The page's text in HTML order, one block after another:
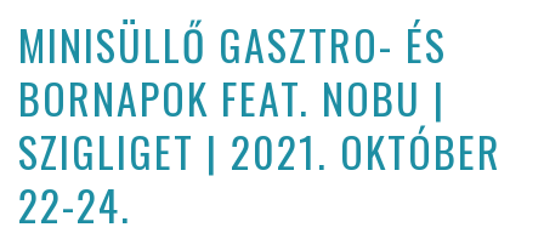
MINISÜLLŐ GASZTRO- ÉS
BORNAPOK FEAT. NOBU |
SZIGLIGET | 2021. OKTÓBER
22-24.